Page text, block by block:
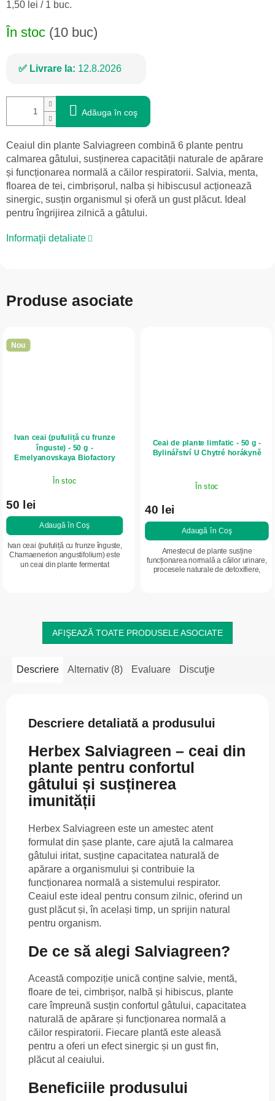
Evaluare
1,50 lei / 1 buc.
În stoc (10 buc)
Livrare la: 12.8.2026
Adăuga în coş
Ceaiul din plante Salviagreen combină 6 plante pentru
calmarea gâtului, susținerea capacității naturale de apărare
și funcționarea normală a căilor respiratorii. Salvia, menta,
floarea de tei, cimbrișorul, nalba și hibiscusul acționează
sinergic, susțin organismul și oferă un gust plăcut. Ideal
pentru îngrijirea zilnică a gâtului.
Informaţii detaliate
Produse asociate
Nou
Ivan ceai (pufuliță cu frunze
înguste) - 50 g -
Emelyanovskaya Biofactory
În stoc
50 lei
Adaugă în Coş
Ivan ceai (pufuliță cu frunze înguste,
Chamaenerion angustifolium) este
un ceai din plante fermentat
Ceai de plante limfatic - 50 g -
Bylinářství U Chytré horákyně
În stoc
40 lei
Adaugă în Coş
Amestecul de plante susține
funcționarea normală a căilor urinare,
procesele naturale de detoxifiere,
AFIŞEAZĂ TOATE PRODUSELE ASOCIATE
Descriere Alternativ (8) Evaluare Discuţie
Descriere detaliată a produsului
Herbex Salviagreen – ceai din
plante pentru confortul
gâtului și susținerea
imunității
Herbex Salviagreen este un amestec atent
formulat din șase plante, care ajută la calmarea
gâtului iritat, susține capacitatea naturală de
apărare a organismului și contribuie la
funcționarea normală a sistemului respirator.
Ceaiul este ideal pentru consum zilnic, oferind un
gust plăcut și, în același timp, un sprijin natural
pentru organism.
De ce să alegi Salviagreen?
Această compoziție unică conține salvie, mentă,
floare de tei, cimbrișor, nalbă și hibiscus, plante
care împreună susțin confortul gâtului, capacitatea
naturală de apărare și funcționarea normală a
căilor respiratorii. Fiecare plantă este aleasă
pentru a oferi un efect sinergic și un gust fin,
plăcut al ceaiului.
Beneficiile produsului